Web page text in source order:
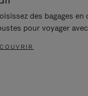
des bagages
pour voyager